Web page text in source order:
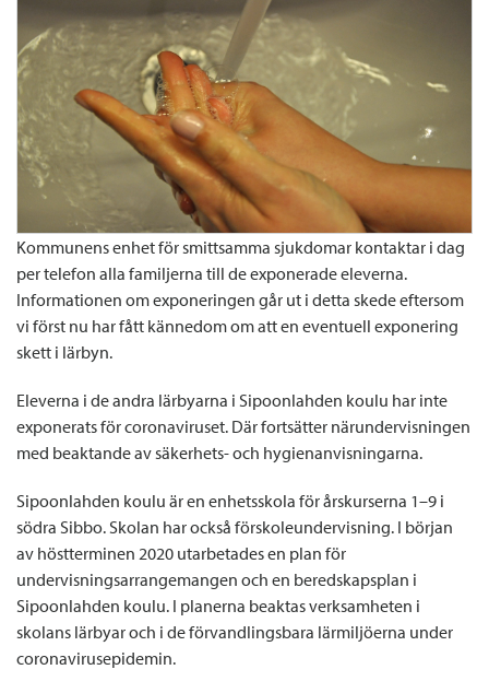
Kommunens enhet för smittsamma sjukdomar kontaktar i dag
per telefon alla familjerna till de exponerade eleverna.
Informationen om exponeringen går ut i detta skede eftersom
vi först nu har fått kännedom om att en eventuell exponering
skett i lärbyn.
Eleverna i de andra lärbyarna i Sipoonlahden koulu har inte
exponerats för coronaviruset. Där fortsätter närundervisningen
med beaktande av säkerhets- och hygienanvisningarna.
Sipoonlahden koulu är en enhetsskola för årskurserna 1–9 i
södra Sibbo. Skolan har också förskoleundervisning. I början
av höstterminen 2020 utarbetades en plan för
undervisningsarrangemangen och en beredskapsplan i
Sipoonlahden koulu. I planerna beaktas verksamheten i
skolans lärbyar och i de förvandlingsbara lärmiljöerna under
coronavirusepidemin.